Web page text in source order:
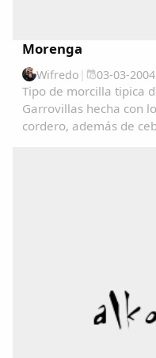
Morenga
Wifredo | 03-03-2004
Tipo de morcilla tipica
Garrovillas hecha con
cordero, además de